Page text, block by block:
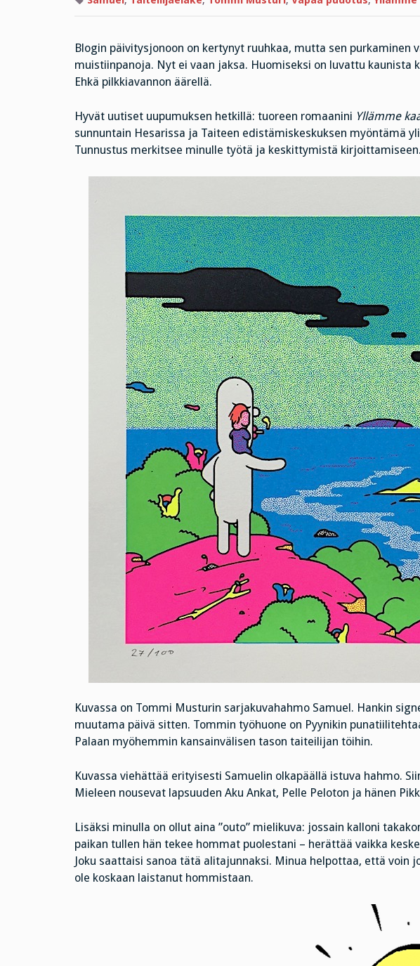
Blogin päivitysjonoon on kertynyt ruuhkaa, mutta sen purkaminen
muistiinpanoja. Nyt ei vaan jaksa. Huomiseksi on luvattu kaunista
Ehkä pilkkiavannon äärellä.
Hyvät uutiset uupumuksen hetkillä: tuoreen romaanini Yllämme
sunnuntain Hesarissa ja Taiteen edistämiskeskuksen myöntämä
Tunnustus merkitsee minulle työtä ja keskittymistä kirjoittamiseen.
Kuvassa on Tommi Musturin sarjakuvahahmo Samuel. Hankin
muutama päivä sitten. Tommin työhuone on Pyynikin
Palaan myöhemmin kansainvälisen tason taiteilijan töihin.
Kuvassa viehättää erityisesti Samuelin olkapäällä istuva hahmo.
Mieleen nousevat lapsuuden Aku Ankat, Pelle Peloton ja hänen
Lisäksi minulla on ollut aina ”outo” mielikuva: jossain kalloni
paikan tullen hän tekee hommat puolestani – herättää vaikka
Joku saattaisi sanoa tätä alitajunnaksi. Minua helpottaa, että voin
ole koskaan laistanut hommistaan.